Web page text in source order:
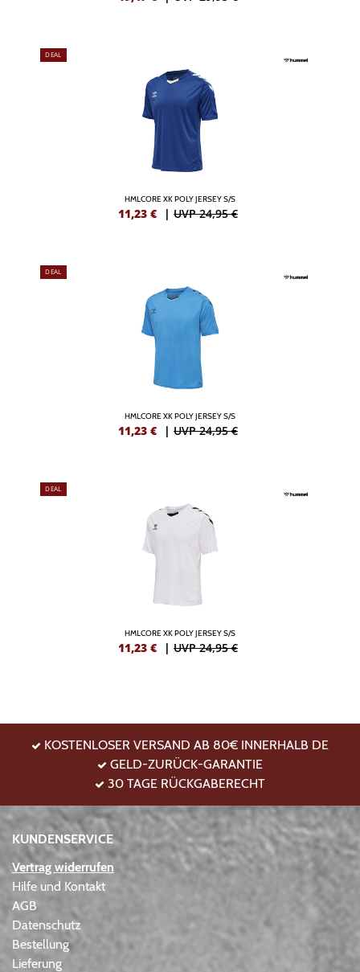
DEAL
HMLCORE XK POLY JERSEY S/S
11,23 € | UVP 24,95 €
DEAL
HMLCORE XK POLY JERSEY S/S
11,23 € | UVP 24,95 €
DEAL
HMLCORE XK POLY JERSEY S/S
11,23 € | UVP 24,95 €
KOSTENLOSER VERSAND AB 80€ INNERHALB DE
GELD-ZURÜCK-GARANTIE
30 TAGE RÜCKGABERECHT
KUNDENSERVICE
Vertrag widerrufen
Hilfe und Kontakt
AGB
Datenschutz
Bestellung
Lieferung